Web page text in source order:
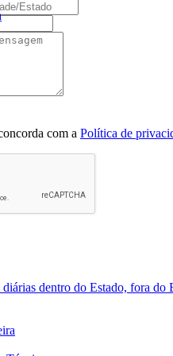
com a Política de
diárias dentro do Estado, fora do